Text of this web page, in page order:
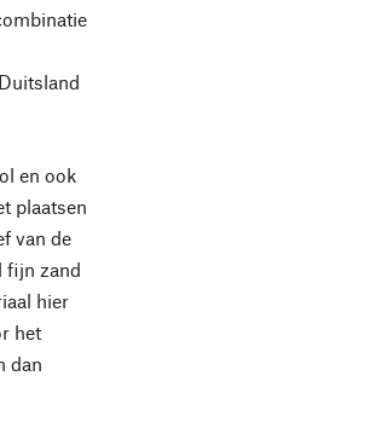
en ook
plaatsen
van de
fijn zand
hier
het
dan